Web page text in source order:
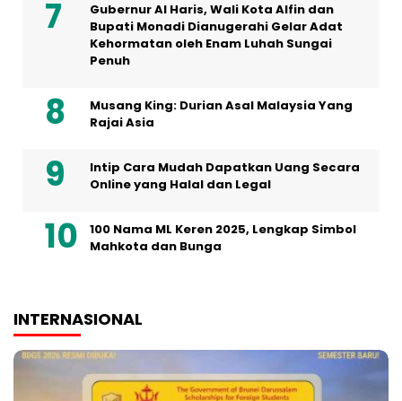
Gubernur Al Haris, Wali Kota Alfin dan
Bupati Monadi Dianugerahi Gelar Adat
Kehormatan oleh Enam Luhah Sungai
Penuh
Musang King: Durian Asal Malaysia Yang
Rajai Asia
Intip Cara Mudah Dapatkan Uang Secara
Online yang Halal dan Legal
100 Nama ML Keren 2025, Lengkap Simbol
Mahkota dan Bunga
INTERNASIONAL